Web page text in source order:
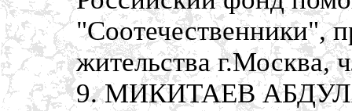
"Соотечественники",
жительства г.Москва,
9. МИКИТАЕВ